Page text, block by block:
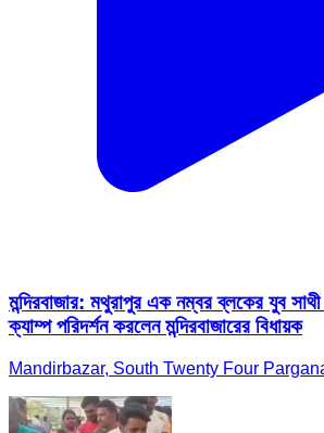
মন্দিরবাজার: মথুরাপুর এক নম্বর ব্লকের যুব সাথী
ক্যাম্প পরিদর্শন করলেন মন্দিরবাজারের বিধায়ক
Mandirbazar, South Twenty Four